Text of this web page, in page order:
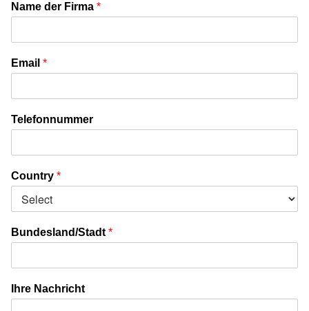
Name der Firma *
Email *
Telefonnummer
Country *
Bundesland/Stadt *
Ihre Nachricht